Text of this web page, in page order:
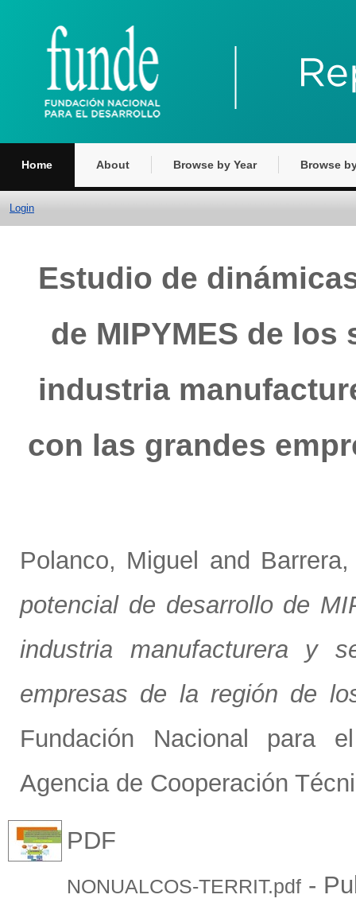
Home About Browse by Year Browse
Login
Estudio de
de MIPYMES de
industria
con las grandes
Polanco, Miguel and
potencial de desarrollo de
industria manufacturera y
empresas de la región de
Fundación Nacional para
Agencia de Cooperación
PDF
NONUALCOS-TERRIT.pdf -